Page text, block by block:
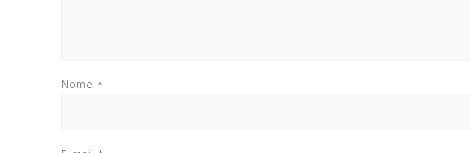
Nome *